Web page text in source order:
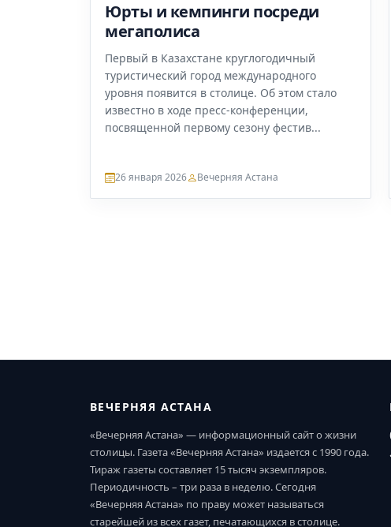
Юрты и кемпинги посреди
мегаполиса
Первый в Казахстане круглогодичный
туристический город международного
уровня появится в столице. Об этом стало
известно в ходе пресс-конференции,
посвященной первому сезону фестив...
26 января 2026 Вечерняя Астана
ВЕЧЕРНЯЯ АСТАНА
«Вечерняя Астана» — информационный сайт о жизни
столицы. Газета «Вечерняя Астана» издается с 1990 года.
Тираж газеты составляет 15 тысяч экземпляров.
Периодичность – три раза в неделю. Сегодня
«Вечерняя Астана» по праву может называться
старейшей из всех газет, печатающихся в столице.